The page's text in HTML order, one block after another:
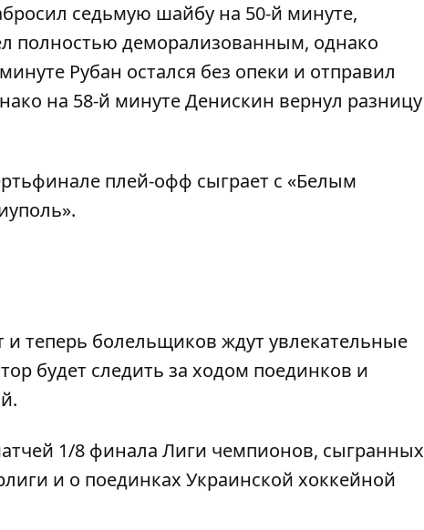
седьмую шайбу на 50-й минуте,
полностью деморализованным, однако
Рубан остался без опеки и отправил
на 58-й минуте Денискин вернул разницу
плей-офф сыграет с «Белым
теперь болельщиков ждут увлекательные
будет следить за ходом поединков и
1/8 финала Лиги чемпионов, сыгранных
и о поединках Украинской хоккейной